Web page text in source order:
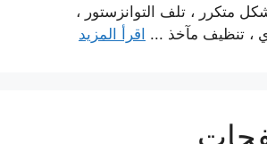
متكرر ، تلف التوانزستور ،
، تنظيف مآخذ ... اقرأ المزيد